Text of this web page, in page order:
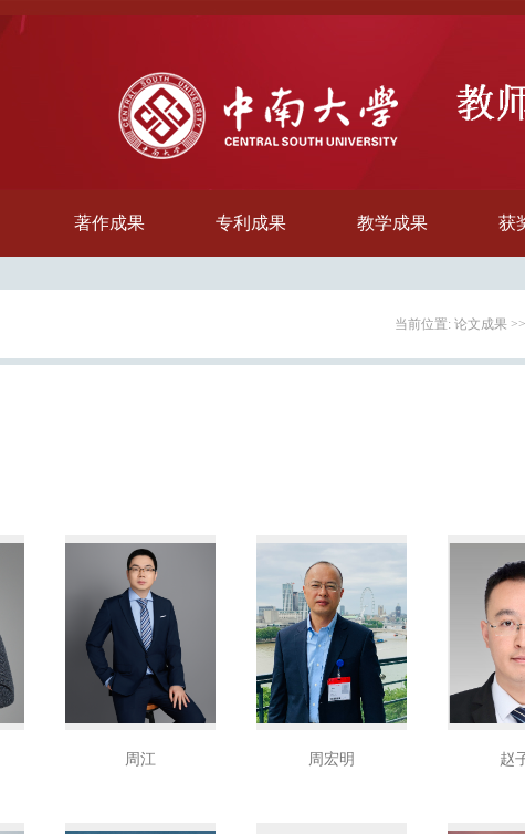
著作成果 专利成果 教学成果 获
当前位置: 论文成果 >>
周江 周宏明 赵